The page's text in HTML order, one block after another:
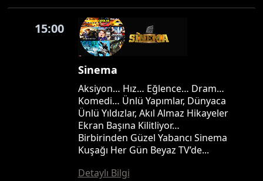
15:00
Sinema
Aksiyon… Hız… Eğlence… Dram…
Komedi… Ünlü Yapımlar, Dünyaca
Ünlü Yıldızlar, Akıl Almaz Hikayeler
Ekran Başına Kilitliyor…
Birbirinden Güzel Yabancı Sinema
Kuşağı Her Gün Beyaz TV’de...
Detaylı Bilgi